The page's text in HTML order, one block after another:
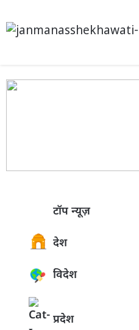
टॉप न्यूज़
देश
विदेश
प्रदेश